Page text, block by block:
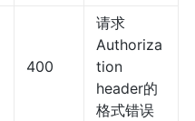
400
请求
Authoriza
tion
header的
格式错误